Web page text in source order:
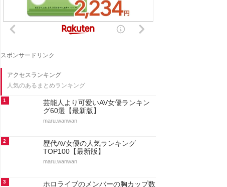
スポンサードリンク
アクセスランキング
人気のあるまとめランキング
1
芸能人より可愛いAV女優ランキン
グ60選【最新版】
maru.wanwan
2
歴代AV女優の人気ランキング
TOP100【最新版】
maru.wanwan
3
ホロライブのメンバーの胸カップ数